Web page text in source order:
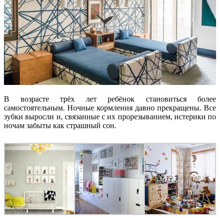
В возрасте трёх лет ребёнок становиться более
самостоятельным. Ночные кормления давно прекращены. Все
зубки выросли и, связанные с их прорезыванием, истерики по
ночам забыты как страшный сон.